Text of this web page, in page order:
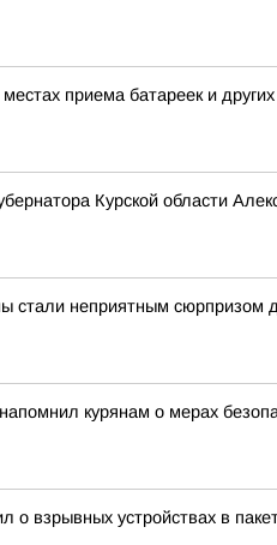
приема батареек и
Курской области
стали неприятным сюрпризом
курянам о мерах
о взрывных устройствах в